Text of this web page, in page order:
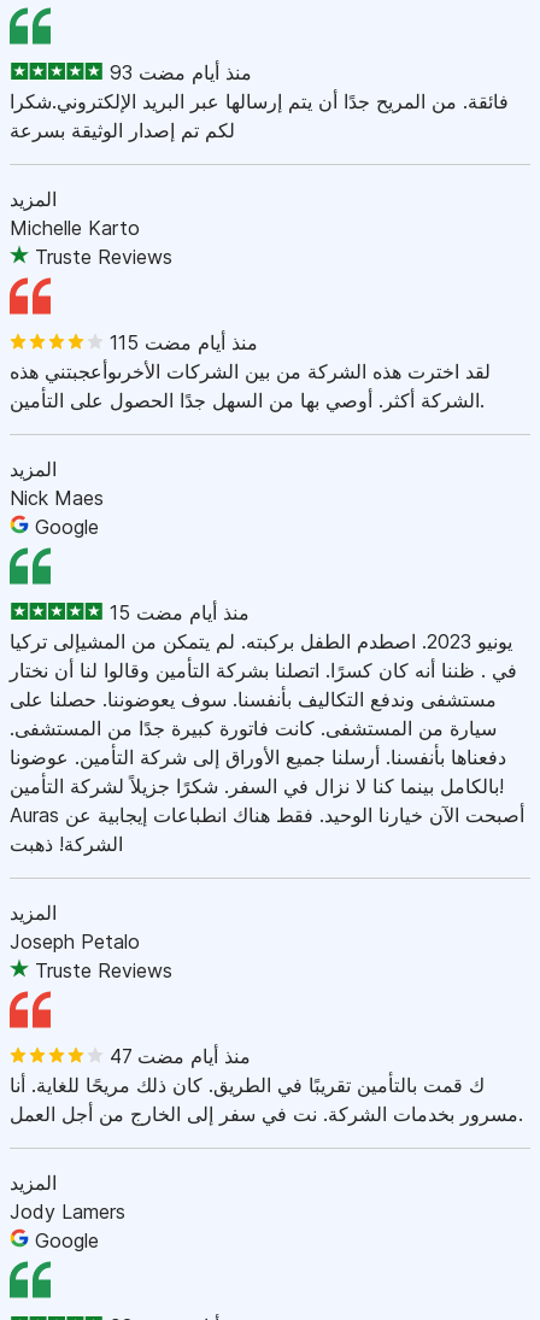
93 منذ أيام مضت
فائقة. من المريح جدًا أن يتم إرسالها عبر البريد الإلكتروني.شكرا
لكم تم إصدار الوثيقة بسرعة
المزيد
Michelle Karto
Truste Reviews
115 منذ أيام مضت
لقد اخترت هذه الشركة من بين الشركات الأخرىوأعجبتني هذه
الشركة أكثر. أوصي بها من السهل جدًا الحصول على التأمين.
المزيد
Nick Maes
Google
15 منذ أيام مضت
يونيو 2023. اصطدم الطفل بركبته. لم يتمكن من المشيإلى تركيا
في . ظننا أنه كان كسرًا. اتصلنا بشركة التأمين وقالوا لنا أن نختار
مستشفى وندفع التكاليف بأنفسنا. سوف يعوضوننا. حصلنا على
سيارة من المستشفى. كانت فاتورة كبيرة جدًا من المستشفى.
دفعناها بأنفسنا. أرسلنا جميع الأوراق إلى شركة التأمين. عوضونا
بالكامل بينما كنا لا نزال في السفر. شكرًا جزيلاً لشركة التأمين!
Auras أصبحت الآن خيارنا الوحيد. فقط هناك انطباعات إيجابية عن
الشركة! ذهبت
المزيد
Joseph Petalo
Truste Reviews
47 منذ أيام مضت
ك قمت بالتأمين تقريبًا في الطريق. كان ذلك مريحًا للغاية. أنا
مسرور بخدمات الشركة. نت في سفر إلى الخارج من أجل العمل.
المزيد
Jody Lamers
Google